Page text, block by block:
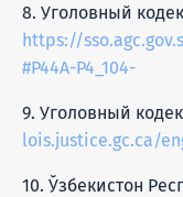
8. Уголовный
https://
#P44A-P4_104-
9. Уголовный
lois.justice.gc.ca/
10. Ўзбекистон